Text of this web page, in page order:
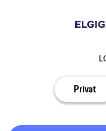
Privat